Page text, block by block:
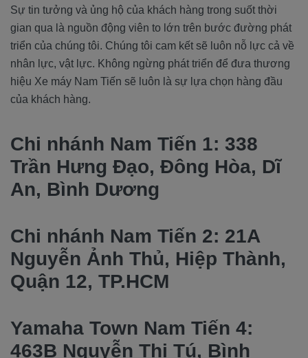
Sự tin tưởng và ủng hộ của khách hàng trong suốt thời
gian qua là nguồn động viên to lớn trên bước đường phát
triển của chúng tôi. Chúng tôi cam kết sẽ luôn nỗ lực cả về
nhân lực, vật lực. Không ngừng phát triển để đưa thương
hiệu Xe máy Nam Tiến sẽ luôn là sự lựa chọn hàng đầu
của khách hàng.
Chi nhánh Nam Tiến 1: 338
Trần Hưng Đạo, Đông Hòa, Dĩ
An, Bình Dương
Chi nhánh Nam Tiến 2: 21A
Nguyễn Ảnh Thủ, Hiệp Thành,
Quận 12, TP.HCM
Yamaha Town Nam Tiến 4:
463B Nguyễn Thị Tú, Bình